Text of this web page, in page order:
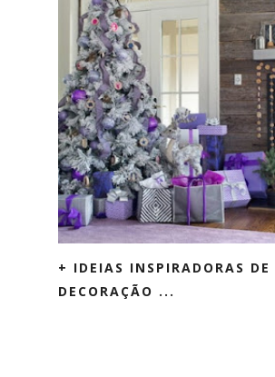
+ IDEIAS INSPIRADORAS DE
DECORAÇÃO ...